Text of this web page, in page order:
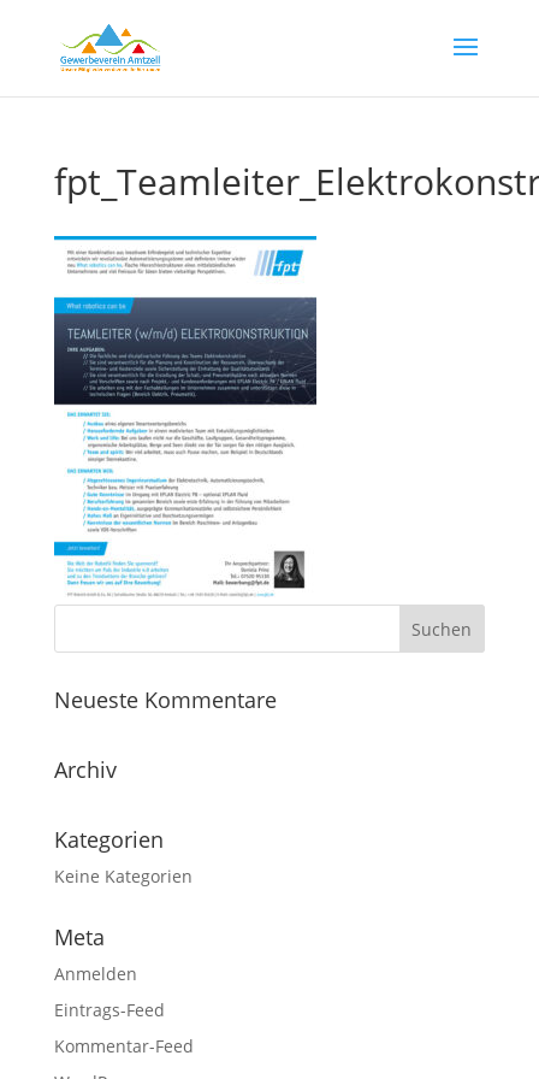
Neueste Kommentare
Archiv
Kategorien
Keine Kategorien
Meta
Anmelden
Eintrags-Feed
Kommentar-Feed